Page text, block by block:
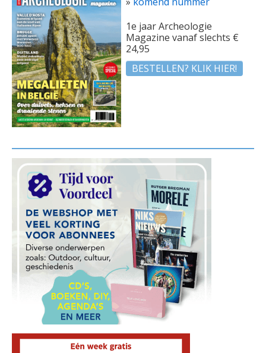
1e jaar Archeologie
Magazine vanaf slechts €
24,95
BESTELLEN? KLIK HIER!